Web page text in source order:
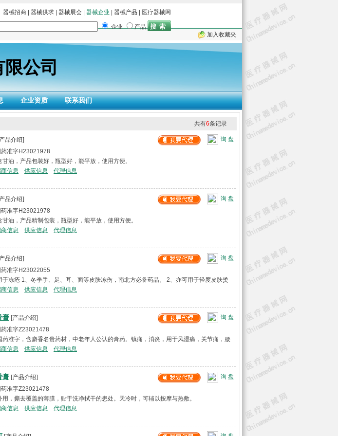
器械招商 器械供求 器械展会 器械企业 器械产品 医疗器械网
企业
产品
加入收藏夹
限公司
企业资质 联系我们
共有6条记录
品介绍]
询 盘
药准字H23021978
甘油，产品包装好，瓶型好，能平放，使用方便。
信息 供应信息 代理信息
品介绍]
询 盘
药准字H23021978
甘油，产品精制包装，瓶型好，能平放，使用方便。
信息 供应信息 代理信息
品介绍]
询 盘
药准字H23022055
于冻疮 1、冬季手、足、耳、面等皮肤冻伤，南北方必备药品。 2、亦可用于轻度皮肤烫
信息 供应信息 代理信息
膏 [产品介绍]
询 盘
药准字Z23021478
药准字，含麝香名贵药材，中老年人公认的膏药。镇痛，消炎，用于风湿痛，关节痛，腰
肉...
信息 供应信息 代理信息
膏 [产品介绍]
询 盘
药准字Z23021478
用，撕去覆盖的薄膜，贴于洗净拭干的患处。天冷时，可辅以按摩与热敷。
信息 供应信息 代理信息